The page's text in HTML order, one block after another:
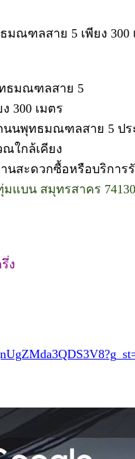
ณฑลสาย 5 เพียง 300
ธมณฑลสาย 5
300 เมตร
นนพุทธมณฑลสาย 5 ปร
ใกล้เคียง
นสะดวกซื้อหรือบริการ
แบน สมุทรสาคร 74130
ง